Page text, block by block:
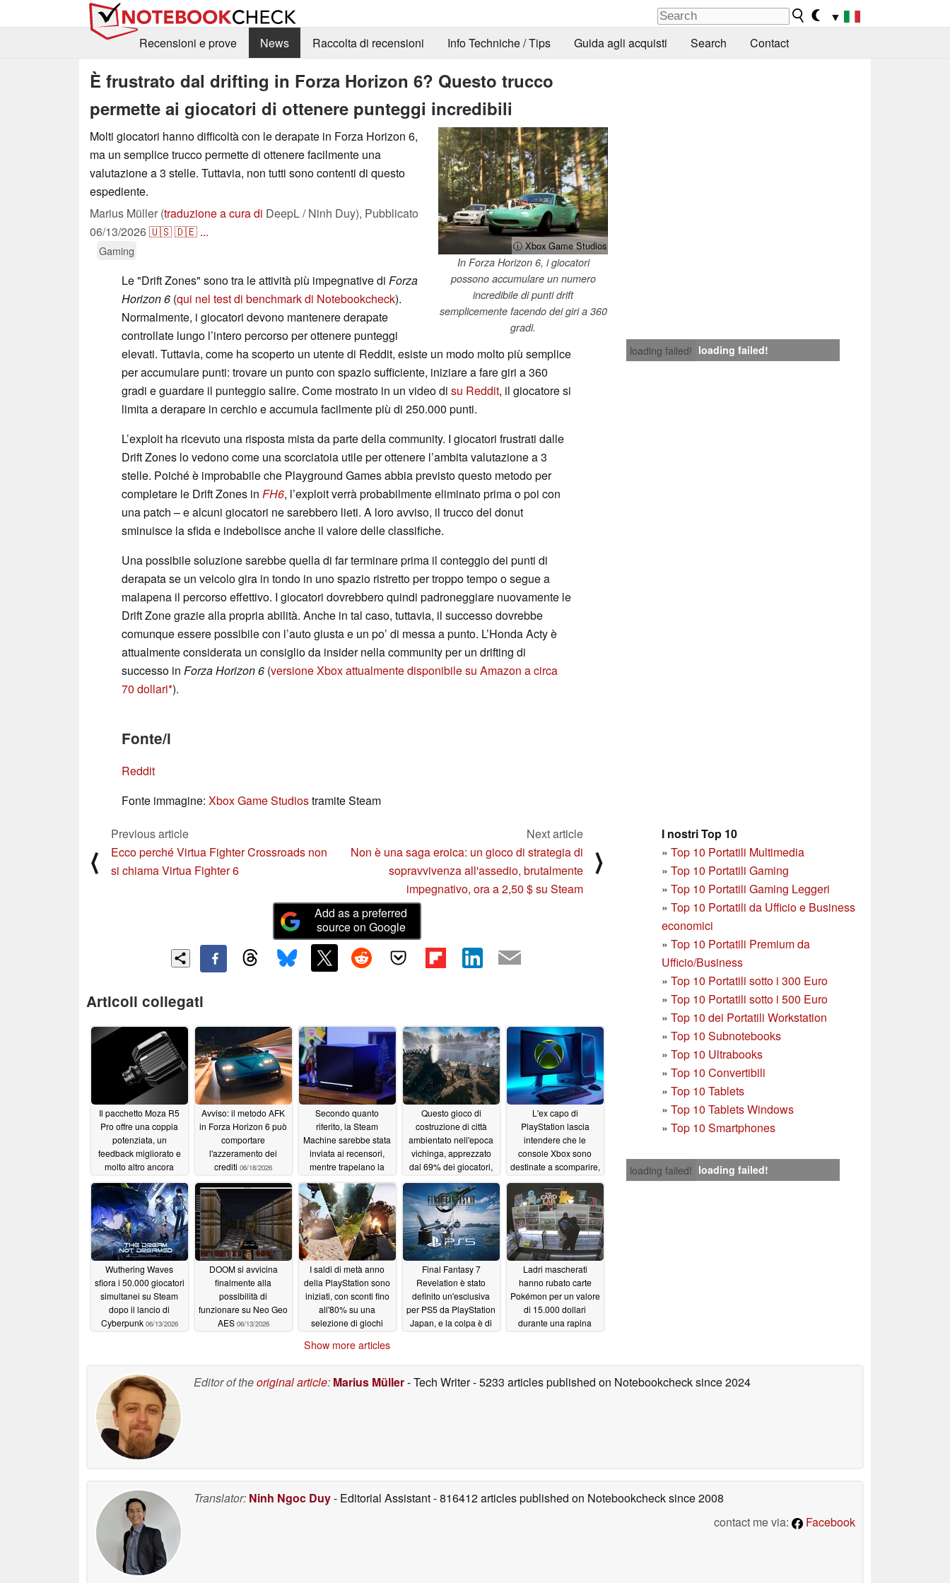
▼
Recensioni e prove
News Raccolta di recensioni Info Techniche / Tips Guida agli acquisti Search Contact
È frustrato dal drifting in Forza Horizon 6? Questo trucco
permette ai giocatori di ottenere punteggi incredibili
ⓘ Xbox Game Studios
In Forza Horizon 6, i giocatori
possono accumulare un numero
incredibile di punti drift
semplicemente facendo dei giri a 360
gradi.
Molti giocatori hanno difficoltà con le derapate in Forza Horizon 6,
ma un semplice trucco permette di ottenere facilmente una
valutazione a 3 stelle. Tuttavia, non tutti sono contenti di questo
espediente.
Marius Müller (traduzione a cura di DeepL / Ninh Duy), Pubblicato
06/13/2026🇺🇸🇩🇪 ...
Gaming
loading failed! loading failed!
Le "Drift Zones" sono tra le attività più impegnative di Forza
Horizon 6 (qui nel test di benchmark di Notebookcheck).
Normalmente, i giocatori devono mantenere derapate
controllate lungo l’intero percorso per ottenere punteggi
elevati. Tuttavia, come ha scoperto un utente di Reddit, esiste un modo molto più semplice
per accumulare punti: trovare un punto con spazio sufficiente, iniziare a fare giri a 360
gradi e guardare il punteggio salire. Come mostrato in un video di su Reddit, il giocatore si
limita a derapare in cerchio e accumula facilmente più di 250.000 punti.
L’exploit ha ricevuto una risposta mista da parte della community. I giocatori frustrati dalle
Drift Zones lo vedono come una scorciatoia utile per ottenere l’ambita valutazione a 3
stelle. Poiché è improbabile che Playground Games abbia previsto questo metodo per
completare le Drift Zones in FH6, l’exploit verrà probabilmente eliminato prima o poi con
una patch – e alcuni giocatori ne sarebbero lieti. A loro avviso, il trucco del donut
sminuisce la sfida e indebolisce anche il valore delle classifiche.
Una possibile soluzione sarebbe quella di far terminare prima il conteggio dei punti di
derapata se un veicolo gira in tondo in uno spazio ristretto per troppo tempo o segue a
malapena il percorso effettivo. I giocatori dovrebbero quindi padroneggiare nuovamente le
Drift Zone grazie alla propria abilità. Anche in tal caso, tuttavia, il successo dovrebbe
comunque essere possibile con l’auto giusta e un po’ di messa a punto. L’Honda Acty è
attualmente considerata un consiglio da insider nella community per un drifting di
successo in ForzaHorizon 6 (versione Xbox attualmente disponibile su Amazon a circa
70 dollari ).
Fonte/i
Reddit
Fonte immagine: Xbox Game Studiostramite Steam
I nostri Top 10
» Top 10 Portatili Multimedia
» Top 10 Portatili Gaming
» Top 10 Portatili Gaming Leggeri
» Top 10 Portatili da Ufficio e Business
economici
» Top 10 Portatili Premium da
Ufficio/Business
» Top 10 Portatili sotto i 300 Euro
» Top 10 Portatili sotto i 500 Euro
» Top 10 dei Portatili Workstation
» Top 10 Subnotebooks
» Top 10 Ultrabooks
» Top 10 Convertibili
» Top 10 Tablets
» Top 10 Tablets Windows
» Top 10 Smartphones
⟨
Previous article
Ecco perché Virtua Fighter Crossroads non
si chiama Virtua Fighter 6
Next article
Non è una saga eroica: un gioco di strategia di
sopravvivenza all'assedio, brutalmente
impegnativo, ora a 2,50 $ su Steam
⟩
loading failed! loading failed!
Add as a preferred
source on Google
Articoli collegati
Il pacchetto Moza R5
Pro offre una coppia
potenziata, un
feedback migliorato e
molto altro ancora
07/28/2026
Avviso: il metodo AFK
in Forza Horizon 6 può
comportare
l'azzeramento dei
crediti 06/18/2026
Secondo quanto
riferito, la Steam
Machine sarebbe stata
inviata ai recensori,
mentre trapelano la
contenuto della
confezione 06/13/2026
Questo gioco di
costruzione di città
ambientato nell'epoca
vichinga, apprezzato
dal 69% dei giocatori,
Steam06/13/2026
L'ex capo di
PlayStation lascia
intendere che le
console Xbox sono
destinate a scomparire,
dando la priorità a
Windows06/13/2026
Wuthering Waves
sfiora i 50.000 giocatori
simultanei su Steam
dopo il lancio di
Cyberpunk 06/13/2026
DOOM si avvicina
finalmente alla
possibilità di
funzionare su Neo Geo
AES 06/13/2026
I saldi di metà anno
della PlayStation sono
iniziati, con sconti fino
all'80% su una
selezione di giochi
Final Fantasy 7
Revelation è stato
definito un'esclusiva
per PS5 da PlayStation
Japan, e la colpa è di
Ladri mascherati
hanno rubato carte
Pokémon per un valore
di 15.000 dollari
durante una rapina
Show more articles
Editor of theoriginal article: Marius Müller- Tech Writer- 5233 articles published on Notebookchecksince 2024
Translator: Ninh Ngoc Duy- Editorial Assistant- 816412 articles published on Notebookchecksince 2008
contact me via:
Facebook